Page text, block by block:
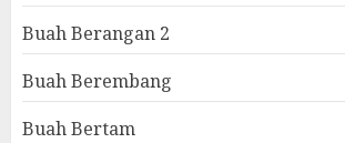
Buah Berangan 2
Buah Berembang
Buah Bertam